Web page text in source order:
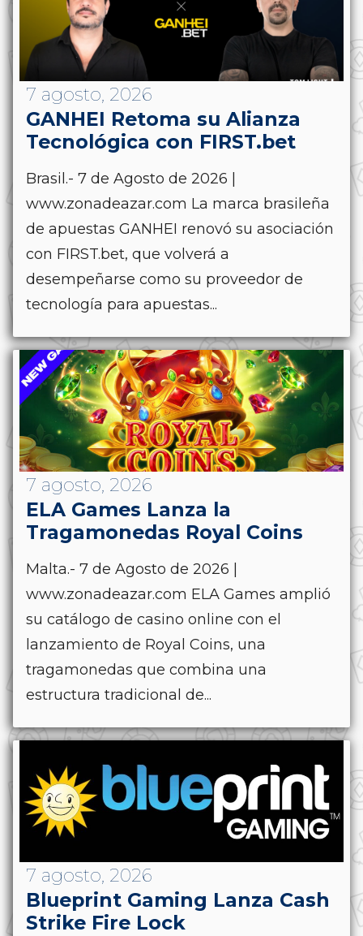
7 agosto, 2026
GANHEI Retoma su Alianza
Tecnológica con FIRST.bet
Brasil.- 7 de Agosto de 2026 |
www.zonadeazar.com La marca brasileña
de apuestas GANHEI renovó su asociación
con FIRST.bet, que volverá a
desempeñarse como su proveedor de
tecnología para apuestas...
7 agosto, 2026
ELA Games Lanza la
Tragamonedas Royal Coins
Malta.- 7 de Agosto de 2026 |
www.zonadeazar.com ELA Games amplió
su catálogo de casino online con el
lanzamiento de Royal Coins, una
tragamonedas que combina una
estructura tradicional de...
7 agosto, 2026
Blueprint Gaming Lanza Cash
Strike Fire Lock